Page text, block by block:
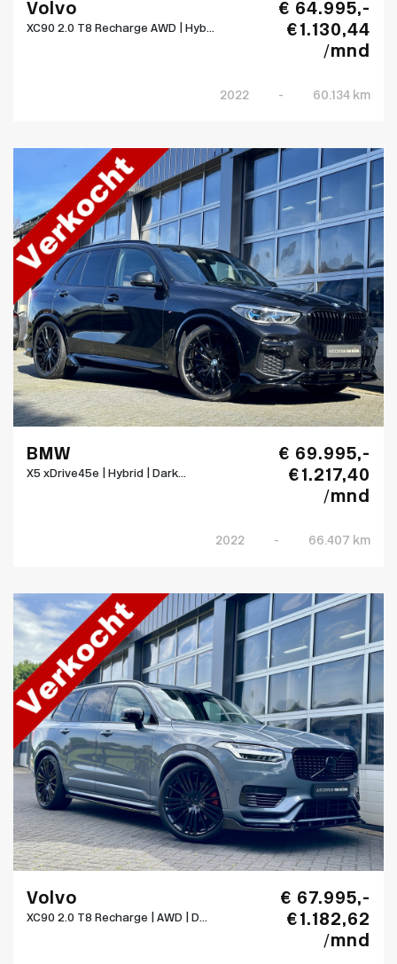
Volvo
XC90 2.0 T8 Recharge AWD | Hyb...
€ 64.995,-
€ 1.130,44
/mnd
2022 - 60.134 km
BMW
X5 xDrive45e | Hybrid | Dark...
€ 69.995,-
€ 1.217,40
/mnd
2022 - 66.407 km
Volvo
XC90 2.0 T8 Recharge | AWD | D...
€ 67.995,-
€ 1.182,62
/mnd